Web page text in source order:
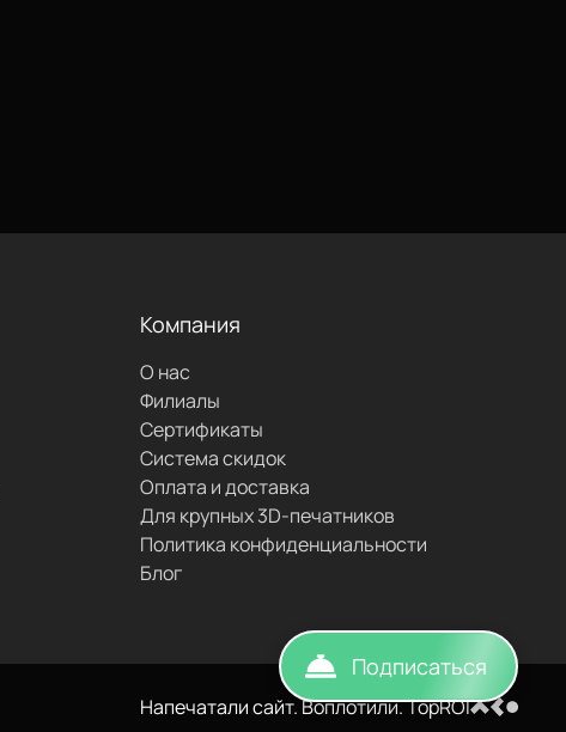
Компания
О нас
Филиалы
Сертификаты
Система скидок
Оплата и доставка
Для крупных 3D-печатников
Политика конфиденциальности
Блог
Напечатали сайт. Воплотили. TopROI
Подписаться